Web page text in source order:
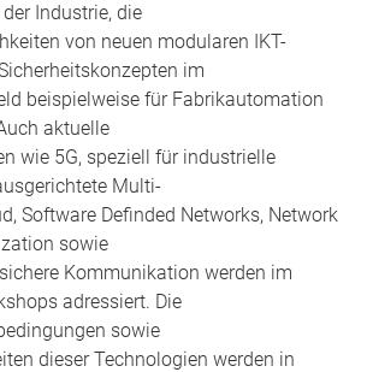
Industrie, die
von neuen modularen IKT-
im
beispielweise für Fabrikautomation
aktuelle
wie 5G, speziell für industrielle
Multi-
Software Definded Networks, Network
sowie
Kommunikation werden im
adressiert. Die
sowie
dieser Technologien werden in